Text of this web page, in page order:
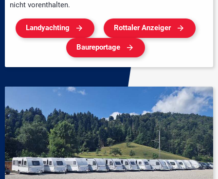
nicht vorenthalten.
Landyachting Rottaler Anzeiger
Baureportage